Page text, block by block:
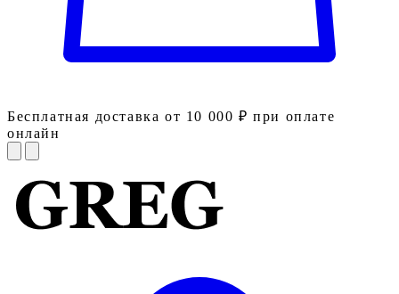
Бесплатная доставка от 10 000 ₽ при оплате
онлайн